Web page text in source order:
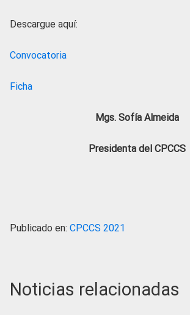
Descargue aquí:
Convocatoria
Ficha
Mgs. Sofía Almeida
Presidenta del CPCCS
Publicado en: CPCCS 2021
Noticias relacionadas